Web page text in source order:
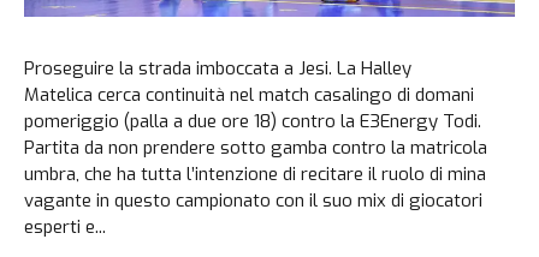
Proseguire la strada imboccata a Jesi. La Halley
Matelica cerca continuità nel match casalingo di domani
pomeriggio (palla a due ore 18) contro la E3Energy Todi.
Partita da non prendere sotto gamba contro la matricola
umbra, che ha tutta l’intenzione di recitare il ruolo di mina
vagante in questo campionato con il suo mix di giocatori
esperti e...